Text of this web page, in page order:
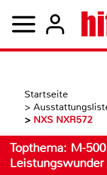
Startseite
>
> NXS NXR572
Topthema: M-